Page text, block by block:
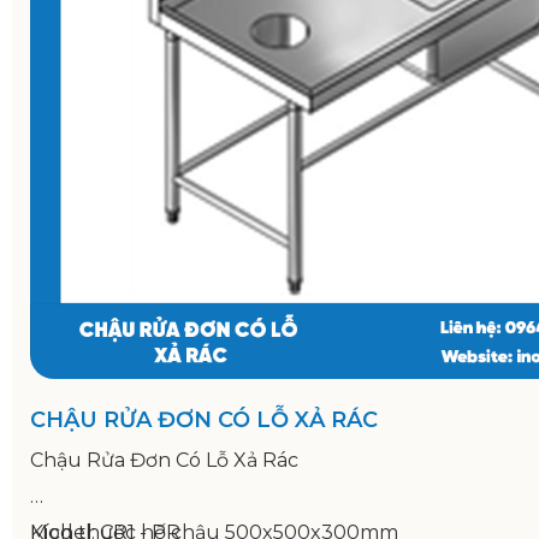
CHẬU RỬA ĐƠN CÓ LỖ XẢ RÁC
Chậu Rửa Đơn Có Lỗ Xả Rác
Model: CR1 - PR Kích thước hố chậu 500x500x300mm